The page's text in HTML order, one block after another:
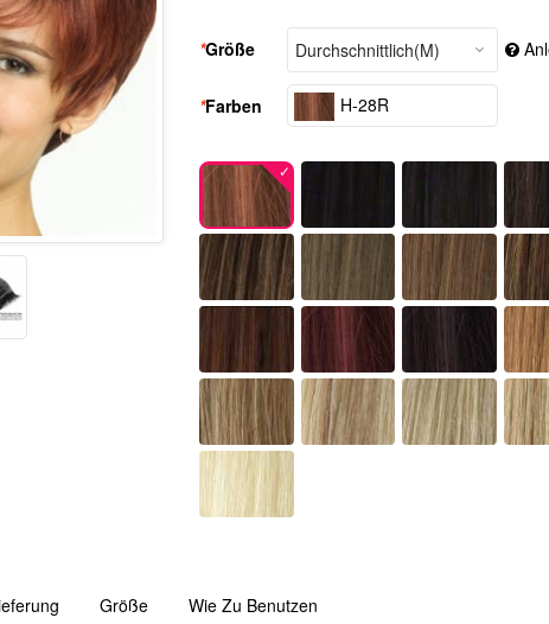
*Größe
*Farben H-28R
Größe Wie Zu Benutzen